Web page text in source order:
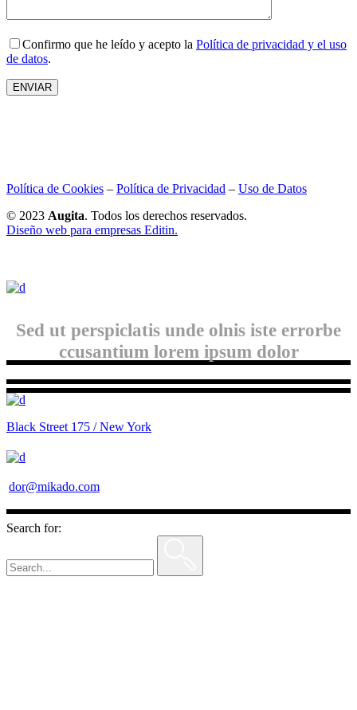
Confirmo que he leído y acepto la Política de privacidad y el uso
de datos.
ENVIAR
Política de Cookies – Política de Privacidad – Uso de Datos
© 2023 Augita. Todos los derechos reservados.
Diseño web para empresas Editin.
Sed ut perspiclatis unde olnis iste errorbe
ccusantium lorem ipsum dolor
Black Street 175 / New York
dor@mikado.com
Search for: